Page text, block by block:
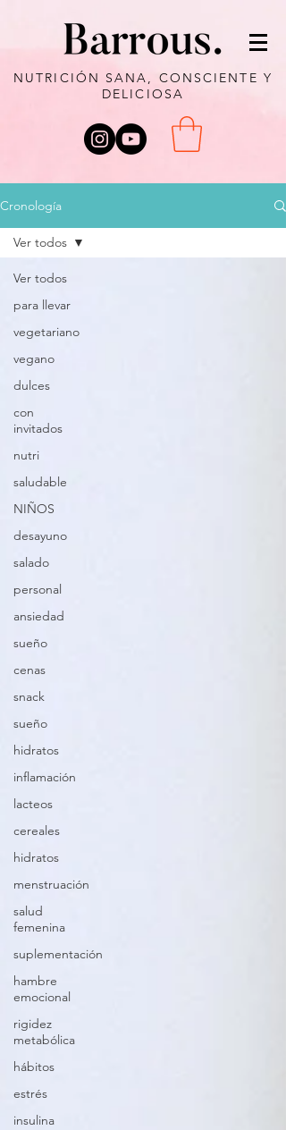
NUTRICIÓN SANA, CONSCIENTE Y
DELICIOSA
Cronología
Ver todos
para llevar
vegetariano
vegano
dulces
con
invitados
nutri
saludable
NIÑOS
desayuno
salado
personal
ansiedad
sueño
cenas
snack
sueño
hidratos
inflamación
lacteos
cereales
hidratos
menstruación
salud
femenina
suplementación
hambre
emocional
rigidez
metabólica
hábitos
estrés
insulina
Ver todos